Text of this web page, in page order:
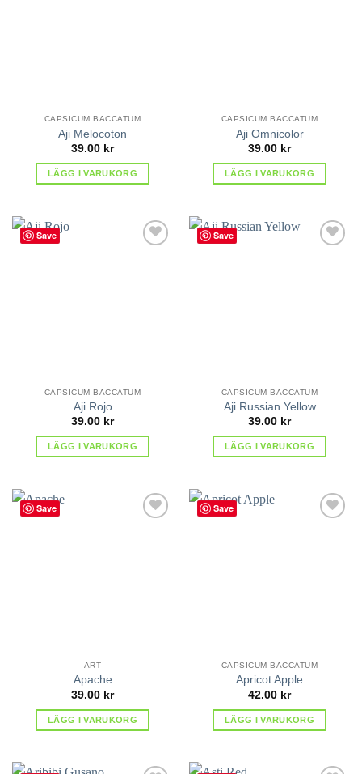
CAPSICUM BACCATUM
Aji Melocoton
39.00 kr
LÄGG I VARUKORG
CAPSICUM BACCATUM
Aji Omnicolor
39.00 kr
LÄGG I VARUKORG
Save
CAPSICUM BACCATUM
Aji Rojo
39.00 kr
LÄGG I VARUKORG
Save
CAPSICUM BACCATUM
Aji Russian Yellow
39.00 kr
LÄGG I VARUKORG
Save
ART
Apache
39.00 kr
LÄGG I VARUKORG
Save
CAPSICUM BACCATUM
Apricot Apple
42.00 kr
LÄGG I VARUKORG